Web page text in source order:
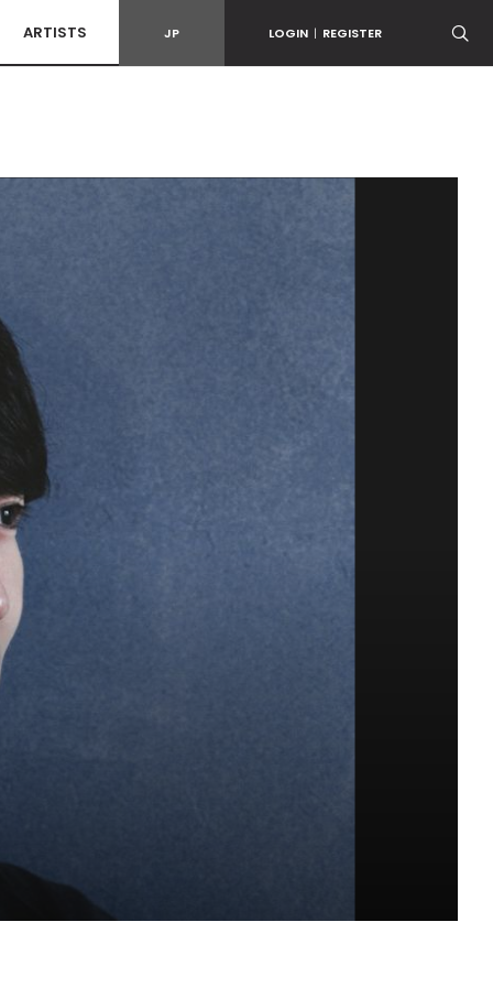
ARTISTS JP LOGIN | REGISTER